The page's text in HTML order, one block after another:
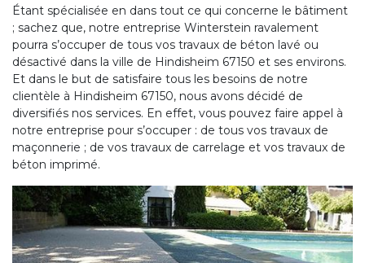
Étant spécialisée en dans tout ce qui concerne le bâtiment
; sachez que, notre entreprise Winterstein ravalement
pourra s’occuper de tous vos travaux de béton lavé ou
désactivé dans la ville de Hindisheim 67150 et ses environs.
Et dans le but de satisfaire tous les besoins de notre
clientèle à Hindisheim 67150, nous avons décidé de
diversifiés nos services. En effet, vous pouvez faire appel à
notre entreprise pour s’occuper : de tous vos travaux de
maçonnerie ; de vos travaux de carrelage et vos travaux de
béton imprimé.